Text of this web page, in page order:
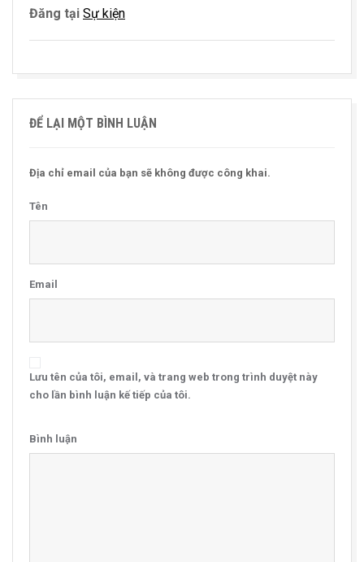
Đăng tại Sự kiện
ĐỂ LẠI MỘT BÌNH LUẬN
Địa chỉ email của bạn sẽ không được công khai.
Tên
Email
Lưu tên của tôi, email, và trang web trong trình duyệt này
cho lần bình luận kế tiếp của tôi.
Bình luận